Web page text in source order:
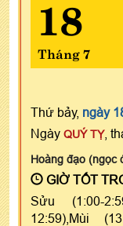
18
Tháng 7
Thứ bảy, ngày
Ngày QUÝ TỴ,
Hoàng đạo (ngọc
GIỜ TỐT
Sửu (1:00-
12:59),Mùi